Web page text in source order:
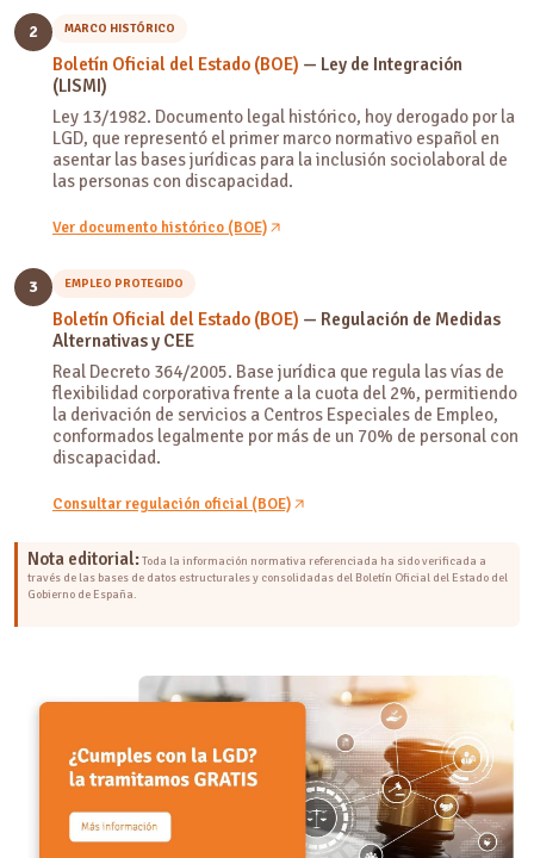
2 MARCO HISTÓRICO
Boletín Oficial del Estado (BOE) — Ley de Integración
(LISMI)
Ley 13/1982. Documento legal histórico, hoy derogado por la
LGD, que representó el primer marco normativo español en
asentar las bases jurídicas para la inclusión sociolaboral de
las personas con discapacidad.
Ver documento histórico (BOE)
3 EMPLEO PROTEGIDO
Boletín Oficial del Estado (BOE) — Regulación de Medidas
Alternativas y CEE
Real Decreto 364/2005. Base jurídica que regula las vías de
flexibilidad corporativa frente a la cuota del 2%, permitiendo
la derivación de servicios a Centros Especiales de Empleo,
conformados legalmente por más de un 70% de personal con
discapacidad.
Consultar regulación oficial (BOE)
Nota editorial:Toda la información normativa referenciada ha sido verificada a
través de las bases de datos estructurales y consolidadas del Boletín Oficial del Estado del
Gobierno de España.